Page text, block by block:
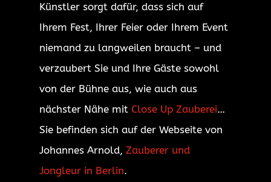
Künstler sorgt dafür, dass sich auf
Ihrem Fest, Ihrer Feier oder Ihrem Event
niemand zu langweilen braucht – und
verzaubert Sie und Ihre Gäste sowohl
von der Bühne aus, wie auch aus
nächster Nähe mit Close Up Zauberei…
Sie befinden sich auf der Webseite von
Johannes Arnold, Zauberer und
Jongleur in Berlin.